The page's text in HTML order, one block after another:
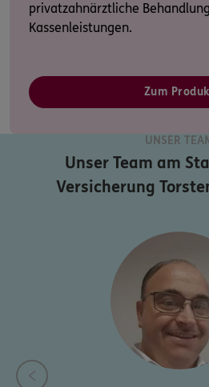
privatzahnärztliche
Kassenleistungen.
Zum
UNSER
Unser Team am
Versicherung